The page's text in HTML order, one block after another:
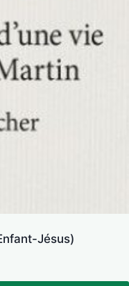
Jésus)